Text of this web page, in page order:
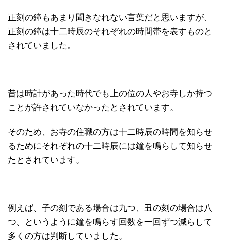
正刻の鐘もあまり聞きなれない言葉だと思いますが、
正刻の鐘は十二時辰のそれぞれの時間帯を表すものと
されていました。
昔は時計があった時代でも上の位の人やお寺しか持つ
ことが許されていなかったとされています。
そのため、お寺の住職の方は十二時辰の時間を知らせ
るためにそれぞれの十二時辰には鐘を鳴らして知らせ
たとされています。
例えば、子の刻である場合は九つ、丑の刻の場合は八
つ、というように鐘を鳴らす回数を一回ずつ減らして
多くの方は判断していました。